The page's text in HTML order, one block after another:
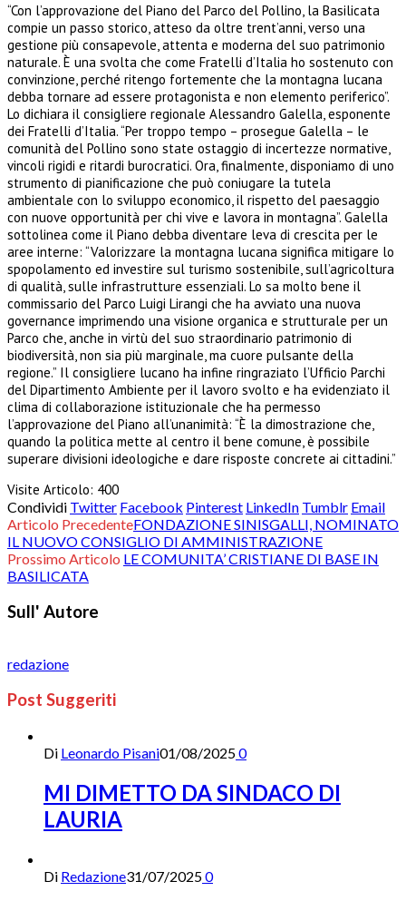
“Con l’approvazione del Piano del Parco del Pollino, la Basilicata
compie un passo storico, atteso da oltre trent’anni, verso una
gestione più consapevole, attenta e moderna del suo patrimonio
naturale. È una svolta che come Fratelli d’Italia ho sostenuto con
convinzione, perché ritengo fortemente che la montagna lucana
debba tornare ad essere protagonista e non elemento periferico”.
Lo dichiara il consigliere regionale Alessandro Galella, esponente
dei Fratelli d’Italia. “Per troppo tempo – prosegue Galella – le
comunità del Pollino sono state ostaggio di incertezze normative,
vincoli rigidi e ritardi burocratici. Ora, finalmente, disponiamo di uno
strumento di pianificazione che può coniugare la tutela
ambientale con lo sviluppo economico, il rispetto del paesaggio
con nuove opportunità per chi vive e lavora in montagna”. Galella
sottolinea come il Piano debba diventare leva di crescita per le
aree interne: “Valorizzare la montagna lucana significa mitigare lo
spopolamento ed investire sul turismo sostenibile, sull’agricoltura
di qualità, sulle infrastrutture essenziali. Lo sa molto bene il
commissario del Parco Luigi Lirangi che ha avviato una nuova
governance imprimendo una visione organica e strutturale per un
Parco che, anche in virtù del suo straordinario patrimonio di
biodiversità, non sia più marginale, ma cuore pulsante della
regione.” Il consigliere lucano ha infine ringraziato l’Ufficio Parchi
del Dipartimento Ambiente per il lavoro svolto e ha evidenziato il
clima di collaborazione istituzionale che ha permesso
l’approvazione del Piano all’unanimità: “È la dimostrazione che,
quando la politica mette al centro il bene comune, è possibile
superare divisioni ideologiche e dare risposte concrete ai cittadini.”
Visite Articolo: 400
Condividi Twitter Facebook Pinterest LinkedIn Tumblr Email
Articolo PrecedenteFONDAZIONE SINISGALLI, NOMINATO
IL NUOVO CONSIGLIO DI AMMINISTRAZIONE
Prossimo Articolo LE COMUNITA’ CRISTIANE DI BASE IN
BASILICATA
Sull' Autore
redazione
Post Suggeriti
Di Leonardo Pisani01/08/20250
MI DIMETTO DA SINDACO DI
LAURIA
Di Redazione31/07/20250